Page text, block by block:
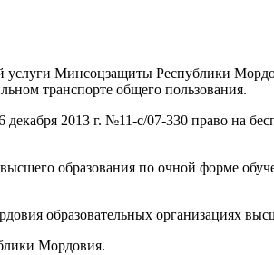
Минсоцзащиты Республики
транспорте общего пользования.
2013 г. №11-с/07-330 право на
образования по очной форме
образовательных организациях
Мордовия.